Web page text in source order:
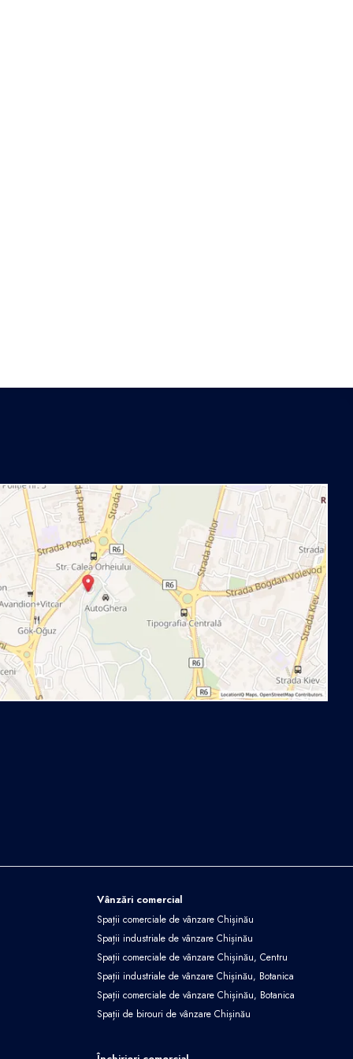
Vânzări comercial
Spații comerciale de vânzare Chișinău
Spații industriale de vânzare Chișinău
Spații comerciale de vânzare Chișinău, Centru
Spații industriale de vânzare Chișinău, Botanica
Spații comerciale de vânzare Chișinău, Botanica
Spații de birouri de vânzare Chișinău